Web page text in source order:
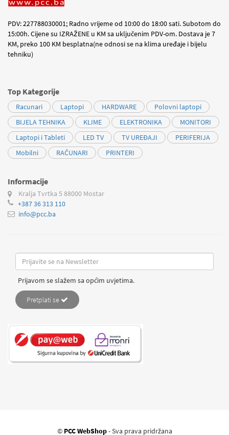
PDV: 227788030001; Radno vrijeme od 10:00 do 18:00 sati. Subotom do
15:00h. Cijene su IZRAŽENE u KM sa uključenim PDV-om. Dostava je 7
KM, preko 100 KM besplatna(ne odnosi se na klima uređaje i bijelu
tehniku)
Top Kategorije
Racunari Laptopi HARDWARE
Polovni laptopi
BIJELA TEHNIKA
KLIME ELEKTRONIKA
MONITORI
Laptopi i Tableti
LED TV TV UREĐAJI
PERIFERIJA
Mobilni
RAČUNARI PRINTERI
Informacije
Kralja Tvrtka 5 88000 Mostar
+387 36 313 110
info@pcc.ba
Prijavom se slažem sa općim uvjetima.
Pretplati se
© PCC WebShop- Sva prava pridržana